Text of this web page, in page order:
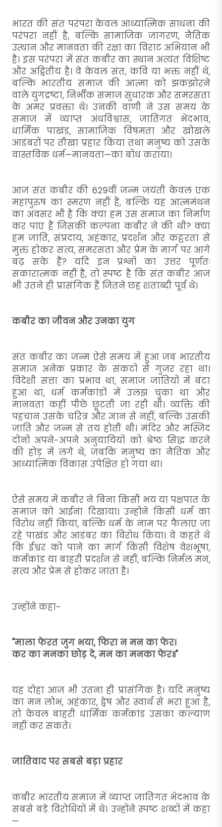
भारत की संत परंपरा केवल आध्यात्मिक साधना की
परंपरा नहीं है, बल्कि सामाजिक जागरण, नैतिक
उत्थान और मानवता की रक्षा का विराट अभियान भी
है। इस परंपरा में संत कबीर का स्थान अत्यंत विशिष्ट
और अद्वितीय है। वे केवल संत, कवि या भक्त नहीं थे,
बल्कि भारतीय समाज की आत्मा को झकझोरने
वाले युगद्रष्टा, निर्भीक समाज सुधारक और समरसता
के अमर प्रवक्ता थे। उनकी वाणी ने उस समय के
समाज में व्याप्त अंधविश्वास, जातिगत भेदभाव,
धार्मिक पाखंड, सामाजिक विषमता और खोखले
आडंबरों पर तीखा प्रहार किया तथा मनुष्य को उसके
वास्तविक धर्म—मानवता—का बोध कराया।
आज संत कबीर की 629वीं जन्म जयंती केवल एक
महापुरुष का स्मरण नहीं है, बल्कि यह आत्ममंथन
का अवसर भी है कि क्या हम उस समाज का निर्माण
कर पाए हैं जिसकी कल्पना कबीर ने की थी? क्या
हम जाति, संप्रदाय, अहंकार, प्रदर्शन और कट्टरता से
मुक्त होकर सत्य, समरसता और प्रेम के मार्ग पर आगे
बढ़ सके हैं? यदि इन प्रश्नों का उत्तर पूर्णतः
सकारात्मक नहीं है, तो स्पष्ट है कि संत कबीर आज
भी उतने ही प्रासंगिक हैं जितने छह शताब्दी पूर्व थे।
कबीर का जीवन और उनका युग
संत कबीर का जन्म ऐसे समय में हुआ जब भारतीय
समाज अनेक प्रकार के संकटों से गुजर रहा था।
विदेशी सत्ता का प्रभाव था, समाज जातियों में बंटा
हुआ था, धर्म कर्मकांडों में उलझ चुका था और
मानवता कहीं पीछे छूटती जा रही थी। व्यक्ति की
पहचान उसके चरित्र और ज्ञान से नहीं, बल्कि उसकी
जाति और जन्म से तय होती थी। मंदिर और मस्जिद
दोनों अपने-अपने अनुयायियों को श्रेष्ठ सिद्ध करने
की होड़ में लगे थे, जबकि मनुष्य का नैतिक और
आध्यात्मिक विकास उपेक्षित हो गया था।
ऐसे समय में कबीर ने बिना किसी भय या पक्षपात के
समाज को आईना दिखाया। उन्होंने किसी धर्म का
विरोध नहीं किया, बल्कि धर्म के नाम पर फैलाए जा
रहे पाखंड और आडंबर का विरोध किया। वे कहते थे
कि ईश्वर को पाने का मार्ग किसी विशेष वेशभूषा,
कर्मकांड या बाहरी प्रदर्शन से नहीं, बल्कि निर्मल मन,
सत्य और प्रेम से होकर जाता है।
उन्होंने कहा-
"माला फेरत जुग भया, फिरा न मन का फेर।
कर का मनका छोड़ दे, मन का मनका फेर॥"
यह दोहा आज भी उतना ही प्रासंगिक है। यदि मनुष्य
का मन लोभ, अहंकार, द्वेष और स्वार्थ से भरा हुआ है,
तो केवल बाहरी धार्मिक कर्मकांड उसका कल्याण
नहीं कर सकते।
जातिवाद पर सबसे बड़ा प्रहार
कबीर भारतीय समाज में व्याप्त जातिगत भेदभाव के
सबसे बड़े विरोधियों में थे। उन्होंने स्पष्ट शब्दों में कहा
—